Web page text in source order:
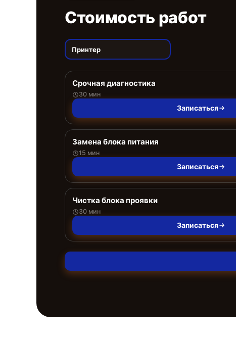
Стоимость работ
Принтер
Срочная диагностика
30 мин
Записаться
Замена блока питания
15 мин
Записаться
Чистка блока проявки
30 мин
Записаться